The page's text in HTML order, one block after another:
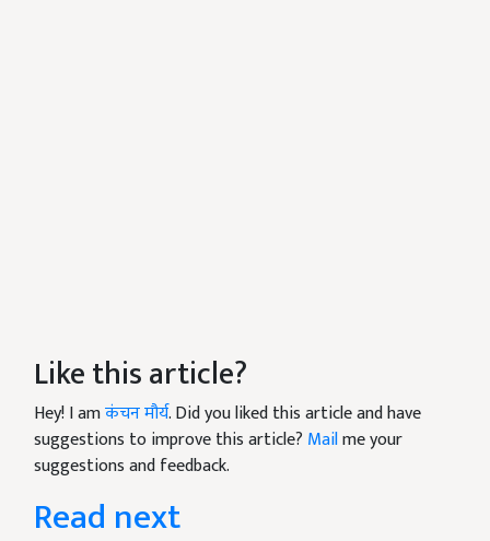
Like this article?
Hey! I amकंचन मौर्य. Did you liked this article and have
suggestions to improve this article? Mailme your
suggestions and feedback.
Read next